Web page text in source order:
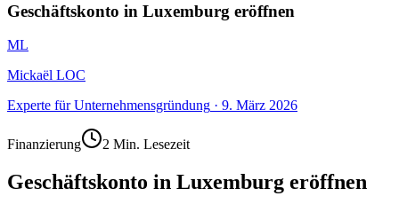
Geschäftskonto in Luxemburg eröffnen
ML
Mickaël LOC
Experte für Unternehmensgründung · 9. März 2026
Finanzierung 2 Min. Lesezeit
Geschäftskonto in Luxemburg eröffnen